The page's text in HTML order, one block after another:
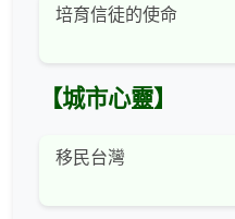
培育信徒的使命
【城市心靈】
移民台灣